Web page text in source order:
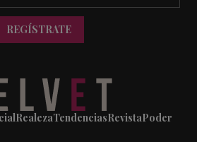
REGÍSTRATE
RealezaTendenciasRevistaPoder